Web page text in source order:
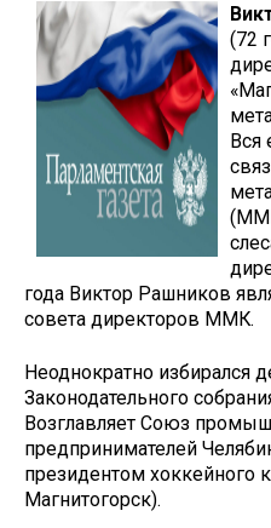
(72
Вся
года Виктор Рашников
совета директоров ММК.
Неоднократно избирался
Законодательного
Возглавляет Союз
предпринимателей
президентом хоккейного
Магнитогорск).